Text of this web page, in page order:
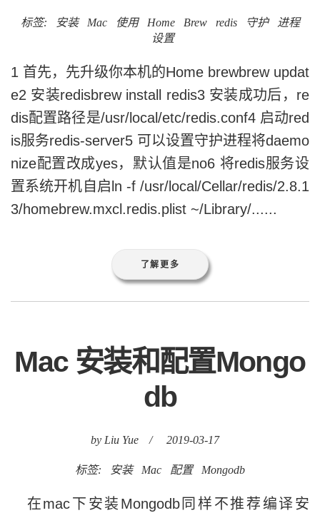
标签: 安装 Mac 使用 Home Brew redis 守护
进程
设置
1 首先，先升级你本机的Home brewbrew updat
e2 安装redisbrew install redis3 安装成功后，re
dis配置路径是/usr/local/etc/redis.conf4 启动red
is服务redis-server5 可以设置守护进程将daemo
nize配置改成yes，默认值是no6 将redis服务设
置系统开机自启ln -f /usr/local/Cellar/redis/2.8.1
3/homebrew.mxcl.redis.plist ~/Library/......
了解更多
Mac 安装和配置Mongo
db
by Liu Yue / 2019-03-17
标签: 安装 Mac 配置 Mongodb
在mac下安装Mongodb同样不推荐编译安